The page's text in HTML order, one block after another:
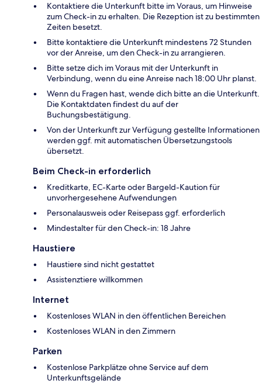
Kontaktiere die Unterkunft bitte im Voraus, um Hinweise
zum Check-in zu erhalten. Die Rezeption ist zu bestimmten
Zeiten besetzt.
Bitte kontaktiere die Unterkunft mindestens 72 Stunden
vor der Anreise, um den Check-in zu arrangieren.
Bitte setze dich im Voraus mit der Unterkunft in
Verbindung, wenn du eine Anreise nach 18:00 Uhr planst.
Wenn du Fragen hast, wende dich bitte an die Unterkunft.
Die Kontaktdaten findest du auf der
Buchungsbestätigung.
Von der Unterkunft zur Verfügung gestellte Informationen
werden ggf. mit automatischen Übersetzungstools
übersetzt.
Beim Check-in erforderlich
Kreditkarte, EC-Karte oder Bargeld-Kaution für
unvorhergesehene Aufwendungen
Personalausweis oder Reisepass ggf. erforderlich
Mindestalter für den Check-in: 18 Jahre
Haustiere
Haustiere sind nicht gestattet
Assistenztiere willkommen
Internet
Kostenloses WLAN in den öffentlichen Bereichen
Kostenloses WLAN in den Zimmern
Parken
Kostenlose Parkplätze ohne Service auf dem
Unterkunftsgelände